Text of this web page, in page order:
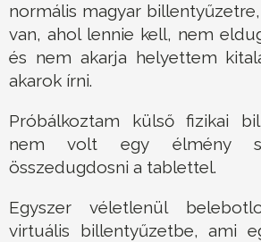
normális magyar
van, ahol lennie kell, nem
és nem akarja helyettem
akarok írni.
Próbálkoztam külső fizikai
nem volt egy élmény
összedugdosni a tablettel.
Egyszer véletlenül
virtuális billentyűzetbe, ami